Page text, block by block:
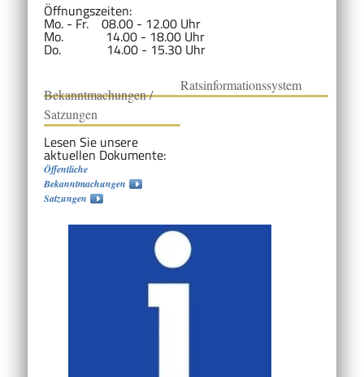
Öffnungszeiten:
Mo. - Fr. 08.00 - 12.00 Uhr
Mo. 14.00 - 18.00 Uhr
Do. 14.00 - 15.30 Uhr
Bekanntmachungen /
Satzungen
Lesen Sie unsere
aktuellen Dokumente:
Öffentliche
Bekanntmachungen
Satzungen
Ratsinformationssystem